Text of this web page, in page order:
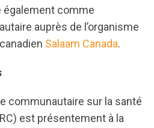
également comme
auprès de l’organisme
Salaam Canada.
communautaire sur la santé
est présentement à la